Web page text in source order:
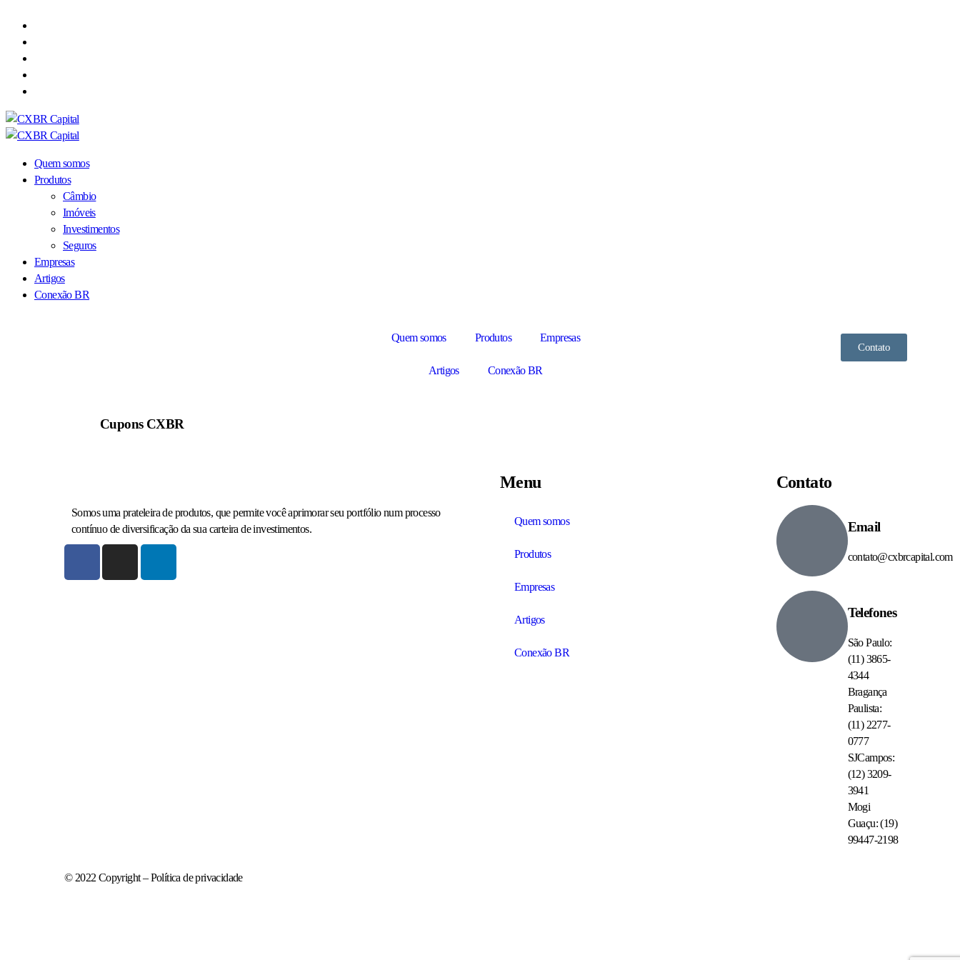
Quem somos
Produtos
Câmbio
Imóveis
Investimentos
Seguros
Empresas
Artigos
Conexão BR
Quem somos Produtos Empresas
Artigos Conexão BR
Contato
Cupons CXBR
Somos uma prateleira de produtos, que permite você aprimorar seu portfólio num processo
contínuo de diversificação da sua carteira de investimentos.​
Menu
Quem somos
Produtos
Empresas
Artigos
Conexão BR
Contato
Email
contato@cxbrcapital.com
Telefones
São Paulo:
(11) 3865-
4344
Bragança
Paulista:
(11) 2277-
0777
SJCampos:
(12) 3209-
3941
Mogi
Guaçu: (19)
99447-2198
© 2022 Copyright – Política de privacidade